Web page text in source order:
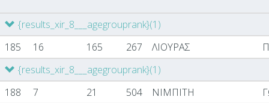
{results_xir_8___agegrouprank}(1)
185
16 165 267 ΛΙΟΥΡΑΣ
{results_xir_8___agegrouprank}(1)
188
7 21 504 ΝΙΜΠΙΤΗ